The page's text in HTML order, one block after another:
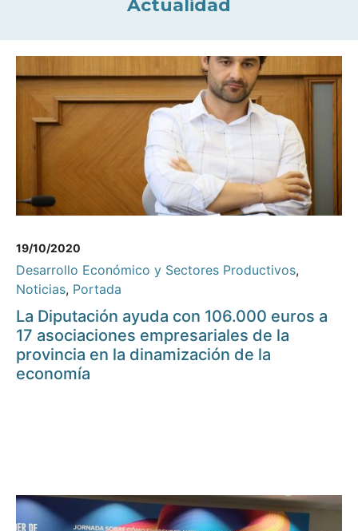
Actualidad
19/10/2020
Desarrollo Económico y Sectores Productivos,
Noticias, Portada
La Diputación ayuda con 106.000 euros a
17 asociaciones empresariales de la
provincia en la dinamización de la
economía